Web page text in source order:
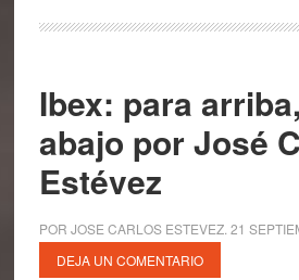
Ibex: para
abajo por José
Estévez
POR JOSE CARLOS ESTEVEZ. 21
DEJA UN COMENTARIO